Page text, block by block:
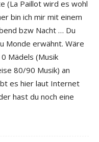
(La Paillot wird es wohl
bin ich mir mit einem
bzw Nacht … Du
Monde erwähnt. Wäre
Mädels (Musik
80/90 Musik) an
es hier laut Internet
hast du noch eine